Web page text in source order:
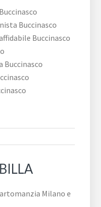
Buccinasco
Buccinasco
Buccinasco